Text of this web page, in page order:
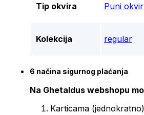
Tip okvira Puni okvir
Kolekcija regular
6 načina sigurnog plaćanja
Na Ghetaldus webshopu
Karticama (jednokratno)